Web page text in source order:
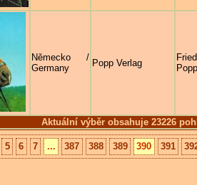
Aktuální výběr obsahuje 23226
Německo /
Germany
Popp Verlag
Popp
5 6 7 ... 387 388 389 390 391